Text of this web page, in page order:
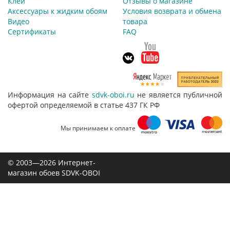
Аксессуары к жидким обоям
Видео
Сертификаты
Условия возврата и обмена
товара
FAQ
Информация на сайте sdvk-oboi.ru не является публичной
офертой определяемой в статье 437 ГК РФ
Мы принимаем к оплате
© 2003—2026 Интернет-
магазин обоев SDVK-OBOI